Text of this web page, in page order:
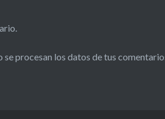
se procesan los datos de tus